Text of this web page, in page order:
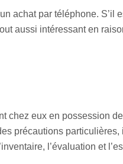
achat par téléphone. S’il
aussi intéressant en
chez eux en possession
précautions particulières,
l’évaluation et